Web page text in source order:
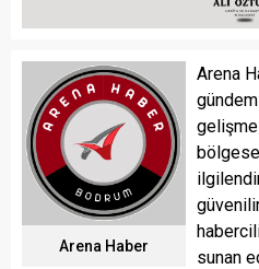
Arena Haber
Arena
sunan